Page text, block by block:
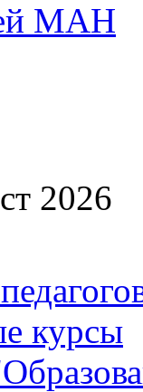
МАН
2026
курсы